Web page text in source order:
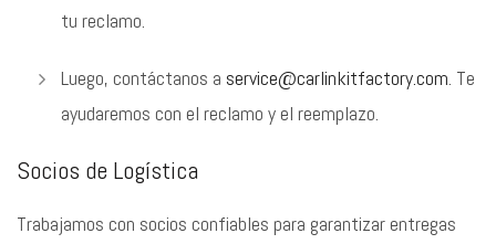
tu reclamo.
Luego, contáctanos a service@carlinkitfactory.com. Te
ayudaremos con el reclamo y el reemplazo.
Socios de Logística
Trabajamos con socios confiables para garantizar entregas